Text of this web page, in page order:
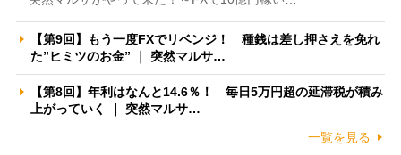
【第9回】もう一度FXでリベンジ！ 種銭は差し押さえを免れ
た”ヒミツのお金” ｜ 突然マルサ…
【第8回】年利はなんと14.6％！ 毎日5万円超の延滞税が積み
上がっていく ｜ 突然マルサ…
一覧を見る